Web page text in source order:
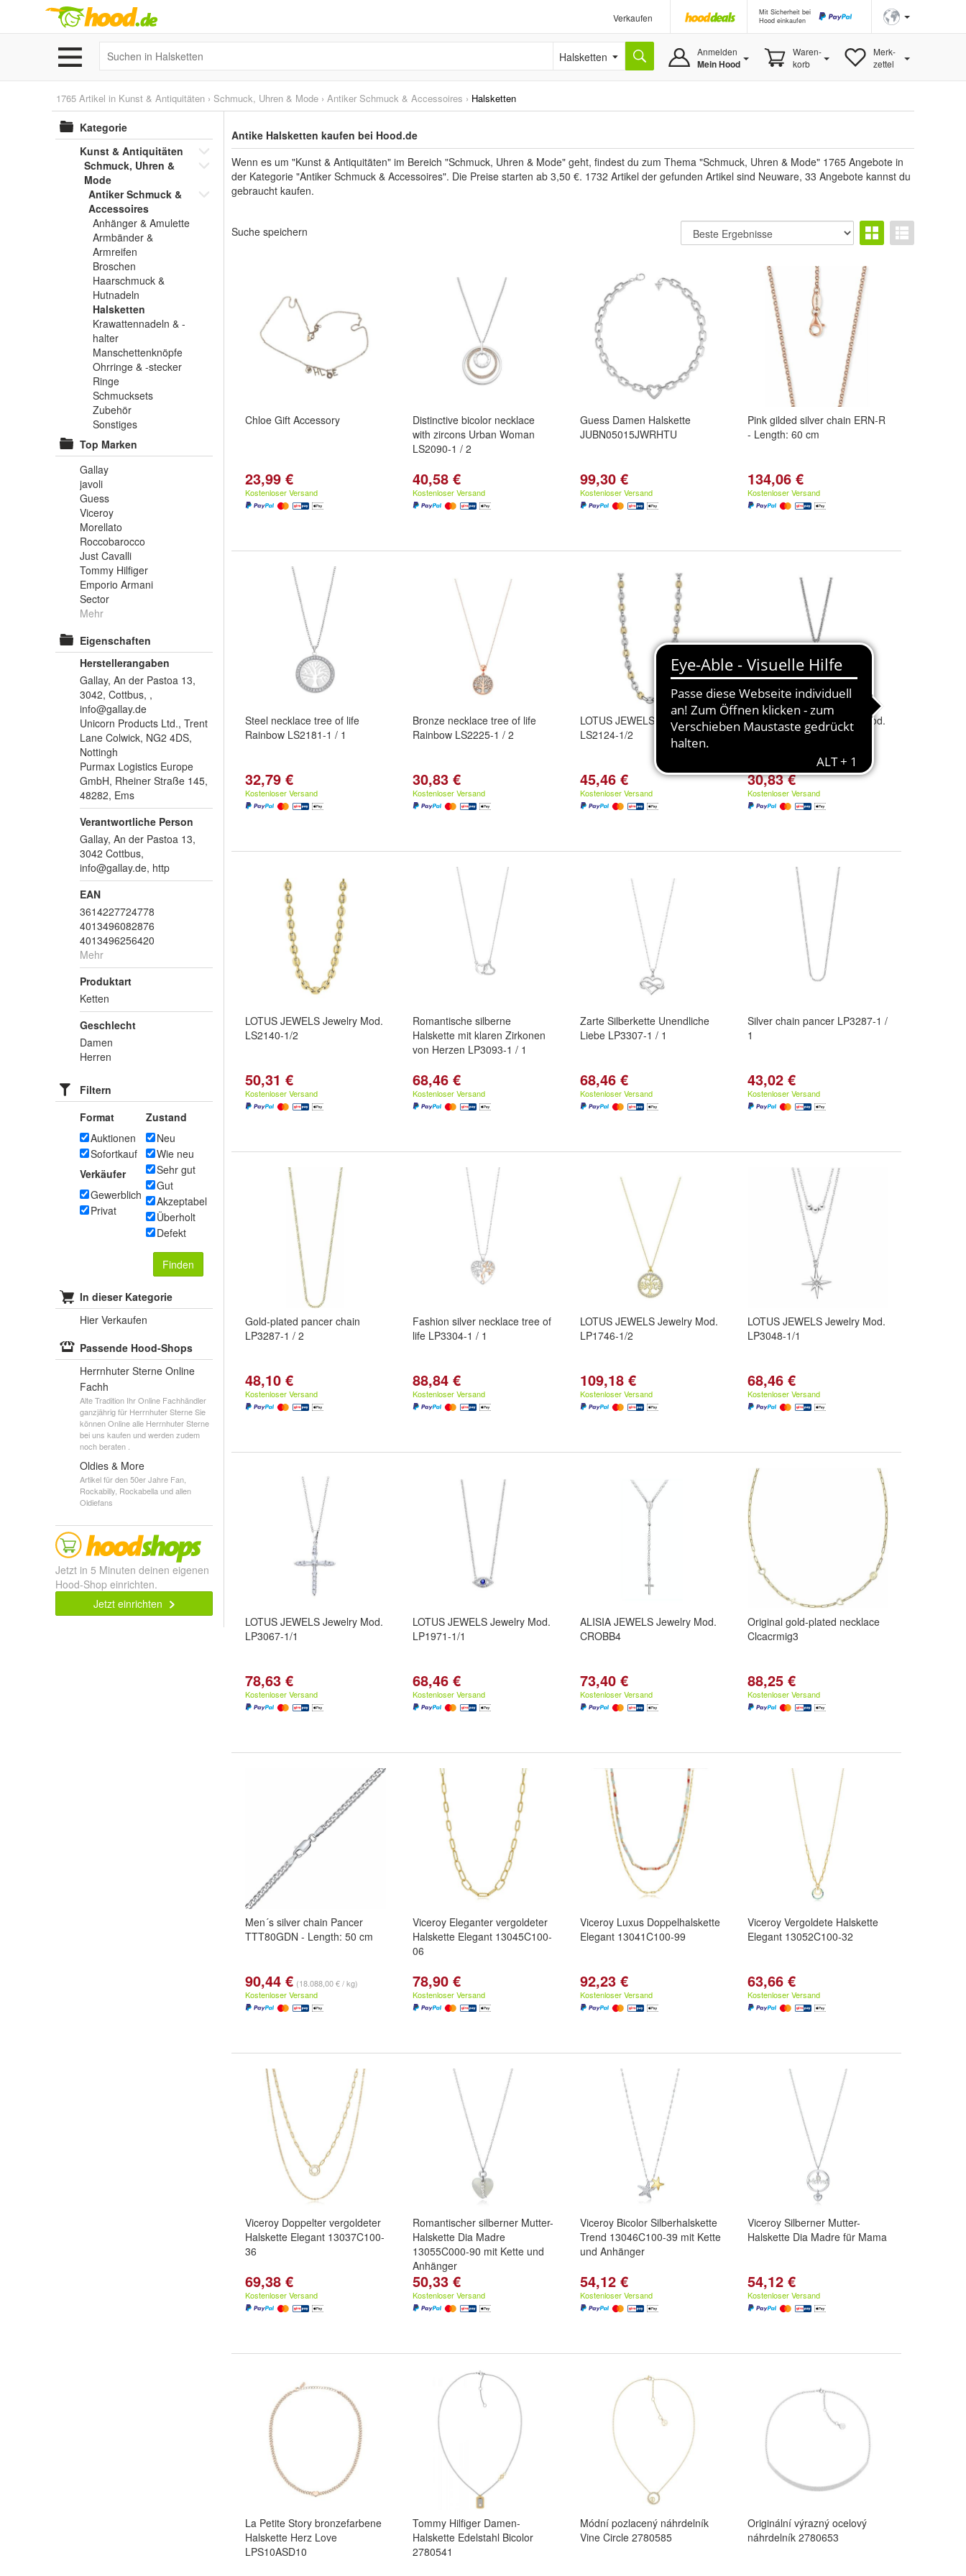
Verkaufen
Mit Sicherheit bei
Hood einkaufen
Halsketten Anmelden
Mein Hood
Waren-
korb
Merk-
zettel
1765 Artikel in Kunst & Antiquitäten › Schmuck, Uhren & Mode › Antiker Schmuck & Accessoires › Halsketten
Kategorie
Kunst & Antiquitäten
Schmuck, Uhren &
Mode
Antiker Schmuck &
Accessoires
Anhänger & Amulette
Armbänder &
Armreifen
Broschen
Haarschmuck &
Hutnadeln
Halsketten
Krawattennadeln & -
halter
Manschettenknöpfe
Ohrringe & -stecker
Ringe
Schmucksets
Zubehör
Sonstiges
Top Marken
Gallay
javoli
Guess
Viceroy
Morellato
Roccobarocco
Just Cavalli
Tommy Hilfiger
Emporio Armani
Sector
Mehr
Eigenschaften
Herstellerangaben
Gallay, An der Pastoa 13,
3042, Cottbus, ,
info@gallay.de
Unicorn Products Ltd., Trent
Lane Colwick, NG2 4DS,
Nottingh
Purmax Logistics Europe
GmbH, Rheiner Straße 145,
48282, Ems
Verantwortliche Person
Gallay, An der Pastoa 13,
3042 Cottbus,
info@gallay.de, http
EAN
3614227724778
4013496082876
4013496256420
Mehr
Produktart
Ketten
Geschlecht
Damen
Herren
Filtern
Format
Auktionen
Sofortkauf
Verkäufer
Gewerblich
Privat
Zustand
Neu
Wie neu
Sehr gut
Gut
Akzeptabel
Überholt
Defekt
Finden
In dieser Kategorie
Hier Verkaufen
Passende Hood-Shops
Herrnhuter Sterne Online
Fachh
Alte Tradition Ihr Online Fachhändler
ganzjährig für Herrnhuter Sterne Sie
können Online alle Herrnhuter Sterne
bei uns kaufen und werden zudem
noch beraten .
Oldies & More
Artikel für den 50er Jahre Fan,
Rockabilly, Rockabella und allen
Oldiefans
Jetzt in 5 Minuten deinen eigenen
Hood-Shop einrichten.
Jetzt einrichten
Antike Halsketten kaufen bei Hood.de
Wenn es um "Kunst & Antiquitäten" im Bereich "Schmuck, Uhren & Mode" geht, findest du zum Thema "Schmuck, Uhren & Mode" 1765 Angebote in
der Kategorie "Antiker Schmuck & Accessoires". Die Preise starten ab 3,50 €. 1732 Artikel der gefunden Artikel sind Neuware, 33 Angebote kannst du
gebraucht kaufen.
Suche speichern
Chloe Gift Accessory
23,99 €
Kostenloser Versand
Distinctive bicolor necklace
with zircons Urban Woman
LS2090-1 / 2
40,58 €
Kostenloser Versand
Guess Damen Halskette
JUBN05015JWRHTU
99,30 €
Kostenloser Versand
Pink gilded silver chain ERN-R
- Length: 60 cm
134,06 €
Kostenloser Versand
Steel necklace tree of life
Rainbow LS2181-1 / 1
32,79 €
Kostenloser Versand
Bronze necklace tree of life
Rainbow LS2225-1 / 2
30,83 €
Kostenloser Versand
LOTUS JEWELS Jewelry Mod.
LS2124-1/2
45,46 €
Kostenloser Versand
LOTUS JEWELS Jewelry Mod.
LS2112-1/2
30,83 €
Kostenloser Versand
LOTUS JEWELS Jewelry Mod.
LS2140-1/2
50,31 €
Kostenloser Versand
Romantische silberne
Halskette mit klaren Zirkonen
von Herzen LP3093-1 / 1
68,46 €
Kostenloser Versand
Zarte Silberkette Unendliche
Liebe LP3307-1 / 1
68,46 €
Kostenloser Versand
Silver chain pancer LP3287-1 /
1
43,02 €
Kostenloser Versand
Gold-plated pancer chain
LP3287-1 / 2
48,10 €
Kostenloser Versand
Fashion silver necklace tree of
life LP3304-1 / 1
88,84 €
Kostenloser Versand
LOTUS JEWELS Jewelry Mod.
LP1746-1/2
109,18 €
Kostenloser Versand
LOTUS JEWELS Jewelry Mod.
LP3048-1/1
68,46 €
Kostenloser Versand
LOTUS JEWELS Jewelry Mod.
LP3067-1/1
78,63 €
Kostenloser Versand
LOTUS JEWELS Jewelry Mod.
LP1971-1/1
68,46 €
Kostenloser Versand
ALISIA JEWELS Jewelry Mod.
CROBB4
73,40 €
Kostenloser Versand
Original gold-plated necklace
Clcacrmig3
88,25 €
Kostenloser Versand
Men´s silver chain Pancer
TTT80GDN - Length: 50 cm
90,44 € (18.088,00 € / kg)
Kostenloser Versand
Viceroy Eleganter vergoldeter
Halskette Elegant 13045C100-
06
78,90 €
Kostenloser Versand
Viceroy Luxus Doppelhalskette
Elegant 13041C100-99
92,23 €
Kostenloser Versand
Viceroy Vergoldete Halskette
Elegant 13052C100-32
63,66 €
Kostenloser Versand
Viceroy Doppelter vergoldeter
Halskette Elegant 13037C100-
36
69,38 €
Kostenloser Versand
Romantischer silberner Mutter-
Halskette Dia Madre
13055C000-90 mit Kette und
Anhänger
50,33 €
Kostenloser Versand
Viceroy Bicolor Silberhalskette
Trend 13046C100-39 mit Kette
und Anhänger
54,12 €
Kostenloser Versand
Viceroy Silberner Mutter-
Halskette Dia Madre für Mama
54,12 €
Kostenloser Versand
La Petite Story bronzefarbene
Halskette Herz Love
LPS10ASD10
Tommy Hilfiger Damen-
Halskette Edelstahl Bicolor
2780541
Módní pozlacený náhrdelník
Vine Circle 2780585
Originální výrazný ocelový
náhrdelník 2780653